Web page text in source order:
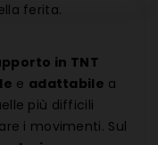
ferita.
in TNT
e adattabile a
più difficili
i movimenti. Sul